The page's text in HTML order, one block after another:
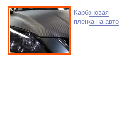
Карбоновая
пленка на авто